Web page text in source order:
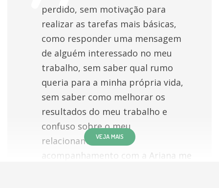
Psicologia Aplicada à Saúde
individualmente
Retorno de consulta psicologia individualmente
Acompanhamento Terapêutico (AT)individualmente
Apoio à amamentação individualmente
Apoio à Inclusão Escolar
perdido, sem motivação para
realizar as tarefas mais básicas,
como responder uma mensagem
de alguém interessado no meu
trabalho, sem saber qual rumo
queria para a minha própria vida,
sem saber como melhorar os
resultados do meu trabalho e
confuso sobre o meu
relacionamento. O
acompanhamento com a Ariana me
VEJA MAIS